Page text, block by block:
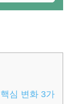
심 변화 3가